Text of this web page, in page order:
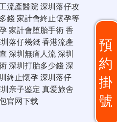
預
約
掛
號
流產醫院深圳落仔攻
錢家計會終止懷孕等
家計會堕胎手術香
落仔幾錢香港流產
深圳無痛人流深圳
深圳打胎多少錢深
終止懷孕深圳落仔
亲子鉴定 真爱旅舍
官网下载